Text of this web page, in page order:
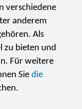
verschiedene
anderem
Als
zu bieten und
Für weitere
Siedie